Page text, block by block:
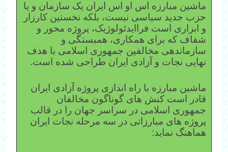
ماشین مبارزه اس او اس ایران یک سازمان و یا
حزب جدید سیاسی نیست، بلکه نخستین کارزار
و ابزاری است فراایدئولوژیک، پروژه محور و
شفاف که برای همکاری، همبستگی و
سازماندهی مخالفین جمهوری اسلامی با هدف
نهایی نجات و آزادی ایران طراحی شده است.
ماشین مبارزه با راه اندازی پروژه آزادی ایران
قادر است کنش های گوناگون مخالفان
جمهوری اسلامی در سراسر جهان را در قالب
پروژه های مبارزاتی در سه مرحله نجات ایران
هماهنگ نماید: